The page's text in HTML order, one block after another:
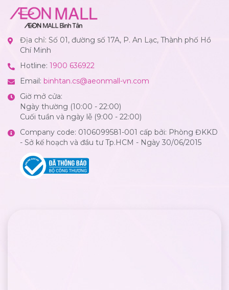
Địa chỉ: Số 01, đường số 17A, P. An Lạc, Thành phố Hồ
Chí Minh
Hotline: 1900 636922
Email: binhtan.cs@aeonmall-vn.com
Giờ mở cửa:
Ngày thường (10:00 - 22:00)
Cuối tuần và ngày lễ (9:00 - 22:00)
Company code: 0106099581-001 cấp bởi: Phòng ĐKKD
- Sở kế hoạch và đầu tư Tp.HCM - Ngày 30/06/2015